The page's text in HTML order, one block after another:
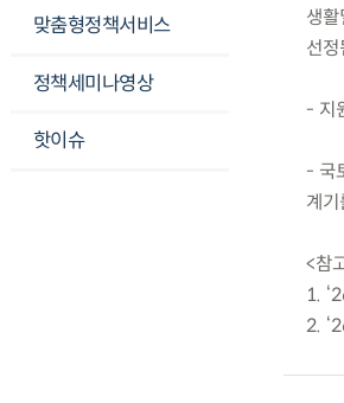
맞춤형정책서비스
정책세미나영상
핫이슈
생
선정
- 지
- 국
계기
<참
1.
2.